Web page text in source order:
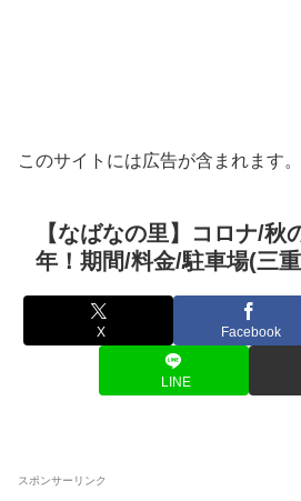
このサイトには広告が含まれます。
【なばなの里】コロナ/秋
年！期間/料金/駐車場(三
X Facebook
LINE
スポンサーリンク